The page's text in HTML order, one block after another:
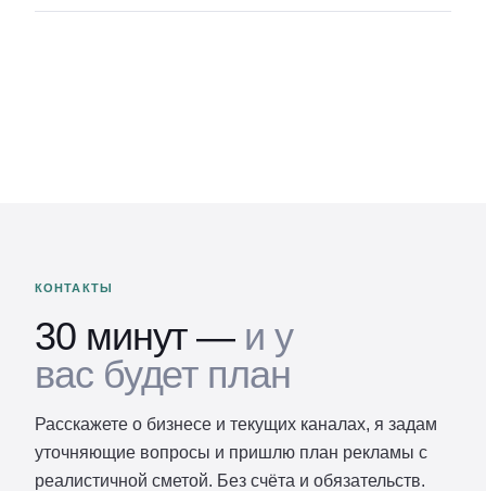
КОНТАКТЫ
30 минут — и у
вас будет план
Расскажете о бизнесе и текущих каналах, я задам
уточняющие вопросы и пришлю план рекламы с
реалистичной сметой. Без счёта и обязательств.